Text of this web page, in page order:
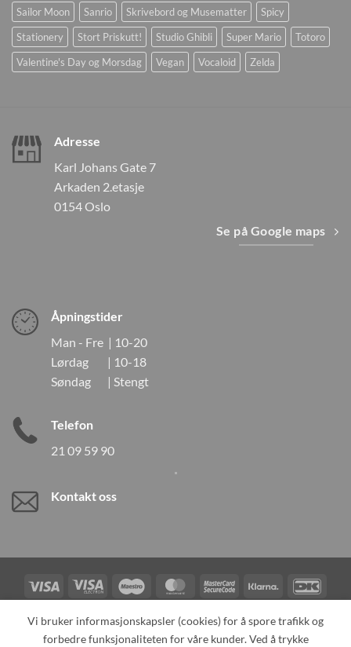
Sailor Moon
Sanrio Skrivebord og Musematter
Spicy
Stationery
Stort Priskutt! Studio Ghibli Super Mario
Totoro
Valentine's Day og Morsdag
Vegan Vocaloid Zelda
Adresse
Karl Johans Gate 7
Arkaden 2.etasje
0154 Oslo
Se på Google maps
Åpningstider
Man - Fre | 10-20
Lørdag | 10-18
Søndag | Stengt
Telefon
21 09 59 90
Kontakt oss
Visa
Visa
Electron
Maestro MasterCardMasterCard
2
Klarna
Card
TILBAKEKALLINGER KONTAKT OSS OM OSS
Vi bruker informasjonskapsler (cookies) for å spore trafikk og
forbedre funksjonaliteten for våre kunder. Ved å trykke